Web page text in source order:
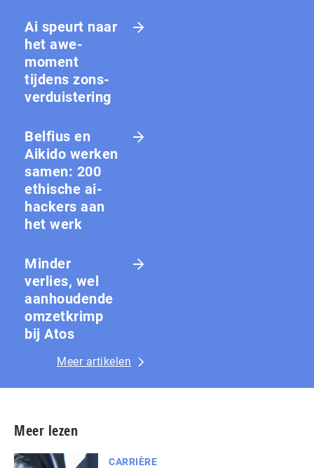
Ai speurt naar
het awe-
moment
tijdens zons­
ver­duis­te­ring
Belfius en
Aikido werken
samen: 200
ethische ai-
hackers aan
het werk
Minder
verlies, wel
aanhoudende
omzetkrimp
bij Atos
Meer artikelen
Meer lezen
CARRIÈRE